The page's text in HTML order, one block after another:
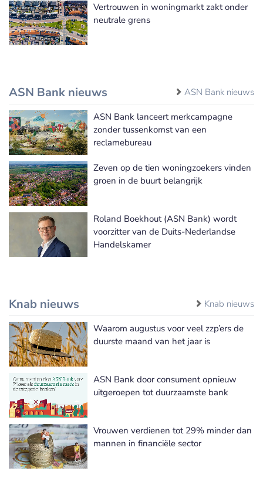
Vertrouwen in woningmarkt zakt onder
neutrale grens
ASN Bank nieuws ASN Bank nieuws
ASN Bank lanceert merkcampagne
zonder tussenkomst van een
reclamebureau
Zeven op de tien woningzoekers vinden
groen in de buurt belangrijk
Roland Boekhout (ASN Bank) wordt
voorzitter van de Duits-Nederlandse
Handelskamer
Knab nieuws Knab nieuws
Waarom augustus voor veel zzp’ers de
duurste maand van het jaar is
ASN Bank door consument opnieuw
uitgeroepen tot duurzaamste bank
Vrouwen verdienen tot 29% minder dan
mannen in financiële sector